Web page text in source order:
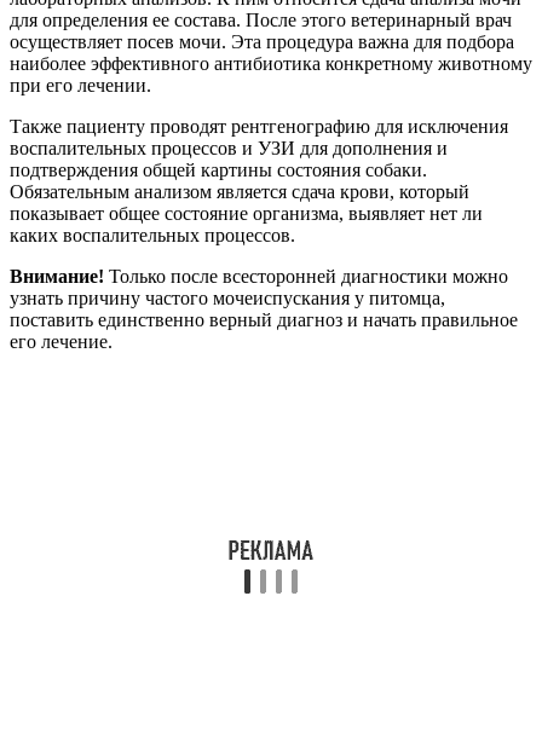
для определения ее состава. После этого ветеринарный врач
осуществляет посев мочи. Эта процедура важна для подбора
наиболее эффективного антибиотика конкретному животному
при его лечении.
Также пациенту проводят рентгенографию для исключения
воспалительных процессов и УЗИ для дополнения и
подтверждения общей картины состояния собаки.
Обязательным анализом является сдача крови, который
показывает общее состояние организма, выявляет нет ли
каких воспалительных процессов.
Внимание! Только после всесторонней диагностики можно
узнать причину частого мочеиспускания у питомца,
поставить единственно верный диагноз и начать правильное
его лечение.